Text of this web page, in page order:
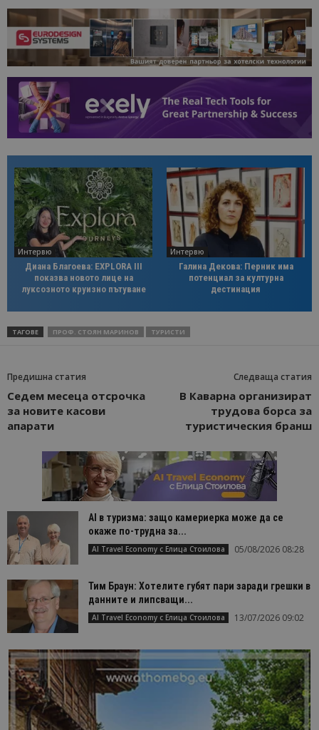
Интервю
Диана Благоева: EXPLORA III
показва новото лице на
луксозното круизно пътуване
Интервю
Галина Декова: Перник има
потенциал за културна
дестинация
ТАГОВЕ ПРОФ. СТОЯН МАРИНОВ ТУРИСТИ
Предишна статия
Седем месеца отсрочка
за новите касови
апарати
Следваща статия
В Каварна организират
трудова борса за
туристическия бранш
AI в туризма: защо камериерка може да се
окаже по-трудна за...
AI Travel Economy с Елица Стоилова 05/08/2026 08:28
Тим Браун: Хотелите губят пари заради грешки в
данните и липсващи...
AI Travel Economy с Елица Стоилова 13/07/2026 09:02